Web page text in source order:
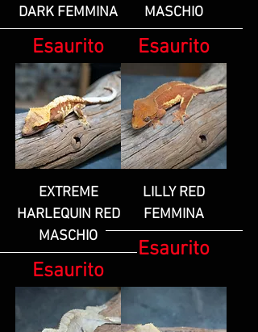
DARK FEMMINA
Esaurito
MASCHIO
Esaurito
EXTREME
HARLEQUIN RED
MASCHIO
Esaurito
LILLY RED
FEMMINA
Esaurito